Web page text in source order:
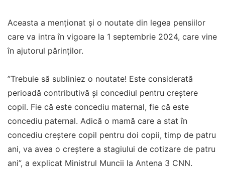
Aceasta a menționat și o noutate din legea pensiilor
care va intra în vigoare la 1 septembrie 2024, care vine
în ajutorul părinților.
”Trebuie să subliniez o noutate! Este considerată
perioadă contributivă și concediul pentru creștere
copil. Fie că este concediu maternal, fie că este
concediu paternal. Adică o mamă care a stat în
concediu creștere copil pentru doi copii, timp de patru
ani, va avea o creștere a stagiului de cotizare de patru
ani”, a explicat Ministrul Muncii la Antena 3 CNN.